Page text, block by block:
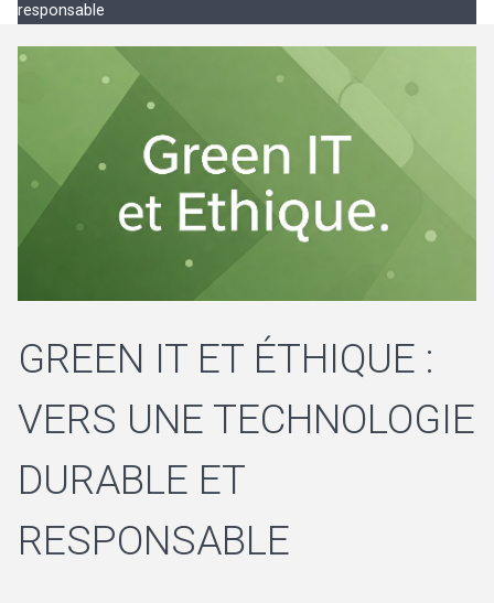
responsable
GREEN IT ET ÉTHIQUE :
VERS UNE TECHNOLOGIE
DURABLE ET
RESPONSABLE